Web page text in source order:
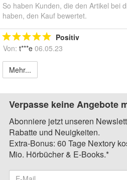
So haben Kunden, die den Artikel bei
haben, den Kauf bewertet.
Positiv
Von: t***e 06.05.23
Mehr...
Verpasse keine Angebote
Abonniere jetzt unseren
Rabatte und Neuigkeiten.
Extra-Bonus: 60 Tage Nextory
Mio. Hörbücher & E-Books.*